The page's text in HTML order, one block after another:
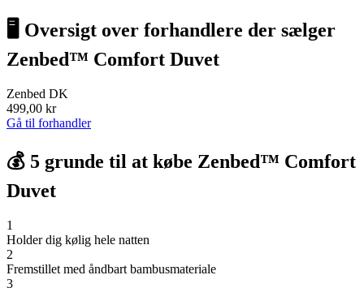
🖥 Oversigt over forhandlere der sælger
Zenbed™ Comfort Duvet
Zenbed DK
499,00 kr
Gå til forhandler
💰 5 grunde til at købe Zenbed™ Comfort
Duvet
1
Holder dig kølig hele natten
2
Fremstillet med åndbart bambusmateriale
3